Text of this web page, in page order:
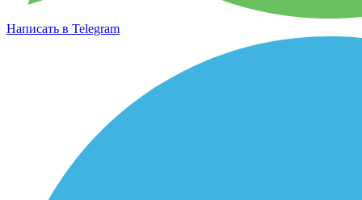
Написать в Telegram